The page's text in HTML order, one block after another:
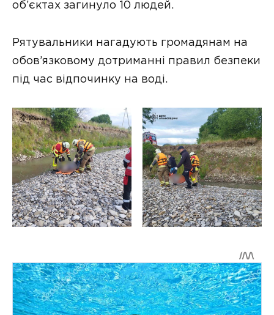
об’єктах загинуло 10 людей.
Рятувальники нагадують громадянам на
обов’язковому дотриманні правил безпеки
під час відпочинку на воді.